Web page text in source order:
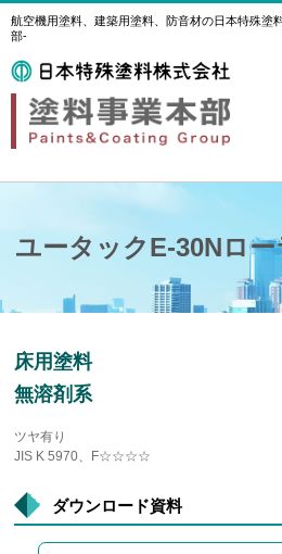
航空機用塗料、建築用塗料、防音材の日本特殊塗
部-
ユータックE-30Nロー
床用塗料
無溶剤系
ツヤ有り
JIS K 5970、F☆☆☆☆
ダウンロード資料